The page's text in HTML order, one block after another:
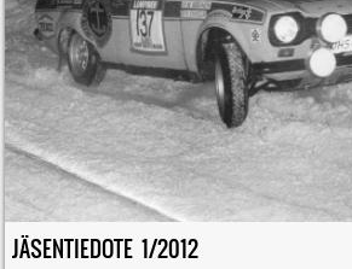
JÄSENTIEDOTE 1/2012